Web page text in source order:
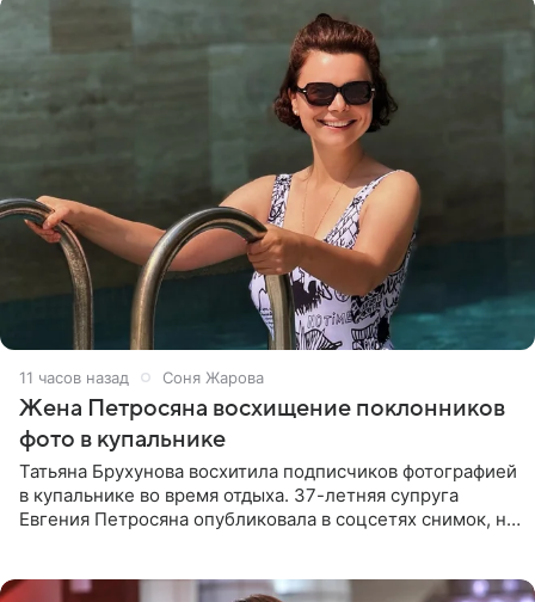
11 часов назад Соня Жарова
Жена Петросяна восхищение поклонников
фото в купальнике
Татьяна Брухунова восхитила подписчиков фотографией
в купальнике во время отдыха. 37-летняя супруга
Евгения Петросяна опубликовала в соцсетях снимок, на